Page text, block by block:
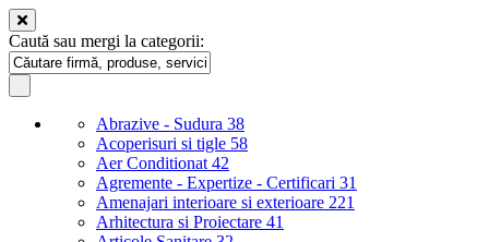
Caută sau mergi la categorii:
Abrazive - Sudura 38
Acoperisuri si tigle 58
Aer Conditionat 42
Agremente - Expertize - Certificari 31
Amenajari interioare si exterioare 221
Arhitectura si Proiectare 41